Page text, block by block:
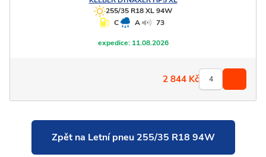
255/35 R18 XL 94W
C
A 73
expedice:11.08.2026
2 844 Kč
Zpět na Letní pneu 255/35 R18 94W